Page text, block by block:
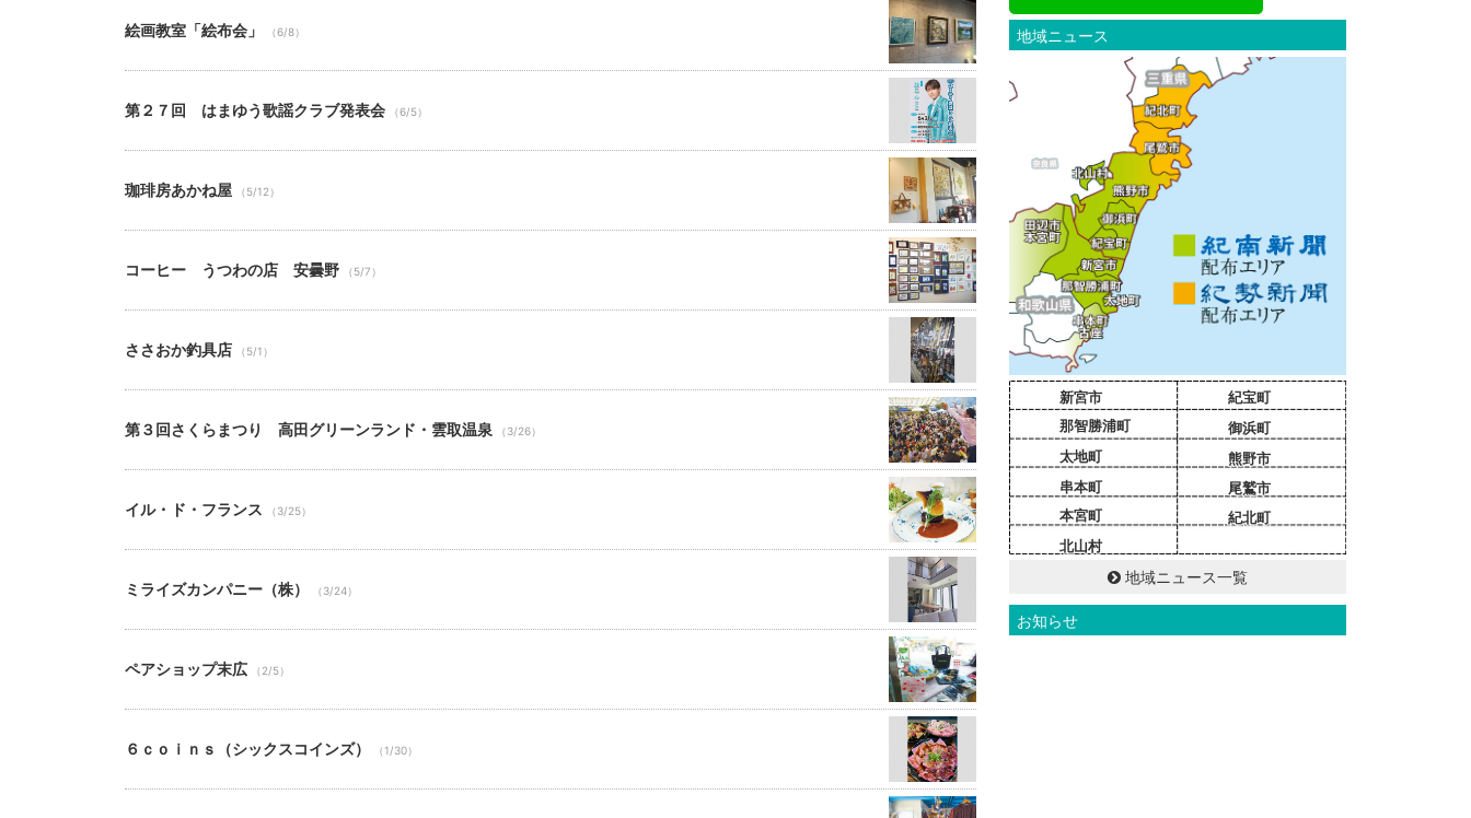
絵画教室「絵布会」 （6/8）
第２７回 はまゆう歌謡クラブ発表会 （6/5）
珈琲房あかね屋 （5/12）
コーヒー うつわの店 安曇野 （5/7）
ささおか釣具店 （5/1）
第３回さくらまつり 高田グリーンランド・雲取温泉 （3/26）
イル・ド・フランス （3/25）
ミライズカンパニー（株） （3/24）
ペアショップ末広 （2/5）
６ｃｏｉｎｓ（シックスコインズ） （1/30）
地域ニュース
新宮市
那智勝浦町
太地町
串本町
本宮町
北山村
紀宝町
御浜町
熊野市
尾鷲市
紀北町
地域ニュース一覧
お知らせ